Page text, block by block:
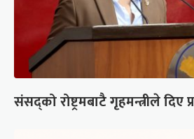
संसद्को रोष्ट्रमबाटै गृहमन्त्रीले दिए